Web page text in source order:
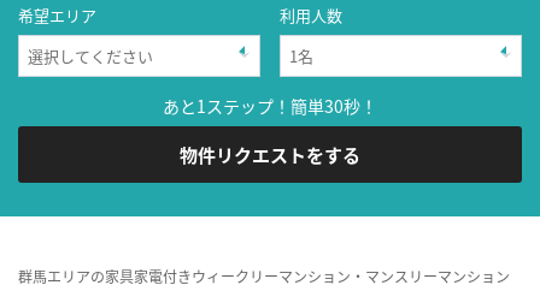
希望エリア
利用人数
あと1ステップ！簡単30秒！
物件リクエストをする
群馬エリアの家具家電付きウィークリーマンション・マンスリーマンション